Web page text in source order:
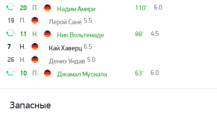
20 П. 110'
Надим Амири 6.0
19 П. Лерой Сане 5.5
11 Н. 88'
Ник Вольтемаде 4.5
7 Н. Кай Хаверц 6.5
26 Н. Дениз Ундав 5.0
10 П. 63'
Джамал Мусиала 6.0
Запасные